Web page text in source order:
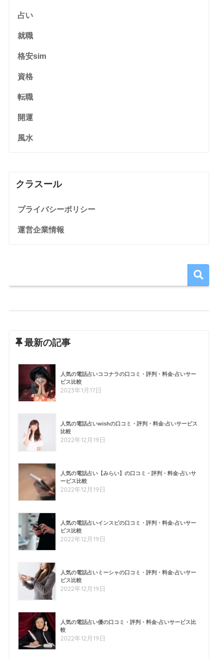
占い
就職
格安sim
資格
転職
開運
風水
クラスール
プライバシーポリシー
運営企業情報
最新の記事
人気の電話占いココナラの口コミ・評判・料金-占いサー
ビス比較
2023年1月17日
人気の電話占いwishの口コミ・評判・料金-占いサービス
比較
2022年12月19日
人気の電話占い【みらい】の口コミ・評判・料金-占いサ
ービス比較
2022年12月19日
人気の電話占いインスピの口コミ・評判・料金-占いサー
ビス比較
2022年12月19日
人気の電話占いミーシャの口コミ・評判・料金-占いサー
ビス比較
2022年12月19日
人気の電話占い優の口コミ・評判・料金-占いサービス比
較
2022年12月19日